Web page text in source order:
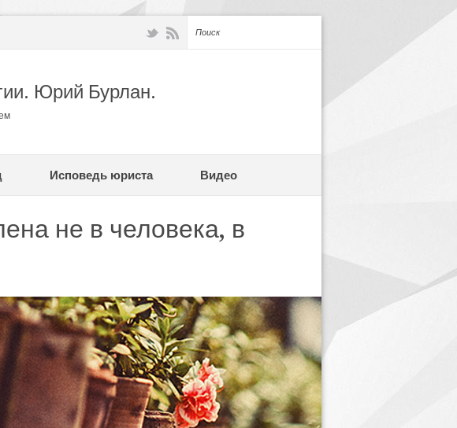
Юрий Бурлан.
Исповедь юриста Видео
не в человека, в